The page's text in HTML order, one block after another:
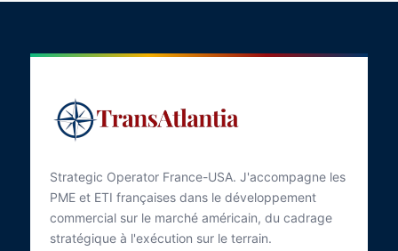
Strategic Operator France-USA. J'accompagne les
PME et ETI françaises dans le développement
commercial sur le marché américain, du cadrage
stratégique à l'exécution sur le terrain.